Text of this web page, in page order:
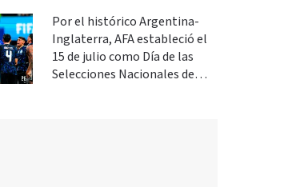
Por el histórico Argentina-
Inglaterra, AFA estableció el
15 de julio como Día de las
Selecciones Nacionales de